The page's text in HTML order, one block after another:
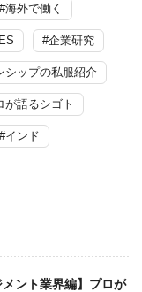
#海外で働く
#企業研究
シップの私服紹介
が語るシゴト
#インド
メント業界編】プロが